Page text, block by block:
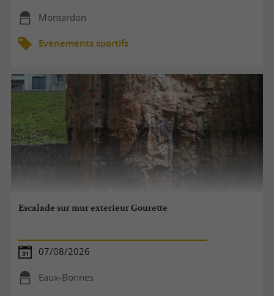
Montardon
Evènements sportifs
Escalade sur mur exterieur Gourette
07/08/2026
Eaux-Bonnes